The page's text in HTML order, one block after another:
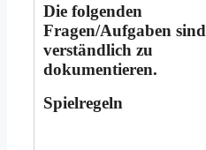
Die folgenden
Fragen/Aufgaben sind
verständlich zu
dokumentieren.
Spielregeln